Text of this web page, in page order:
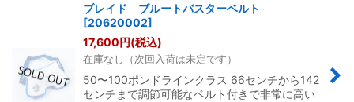
ブレイド ブルートバスターベルト
[20620002]
17,600円(税込)
在庫なし（次回入荷は未定です）
50〜100ポンドラインクラス 66センチから142
センチまで調節可能なベルト付きで非常に高い